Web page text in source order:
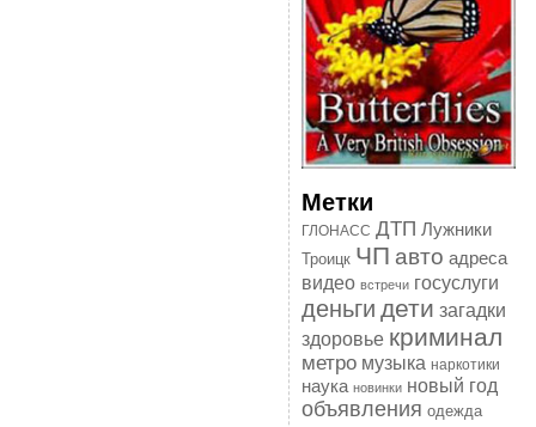
Метки
ГЛОНАСС ДТП Лужники
Троицк ЧП авто адреса
видео встречи госуслуги
деньги дети загадки
здоровье криминал
метро музыка наркотики
наука новинки новый год
объявления одежда